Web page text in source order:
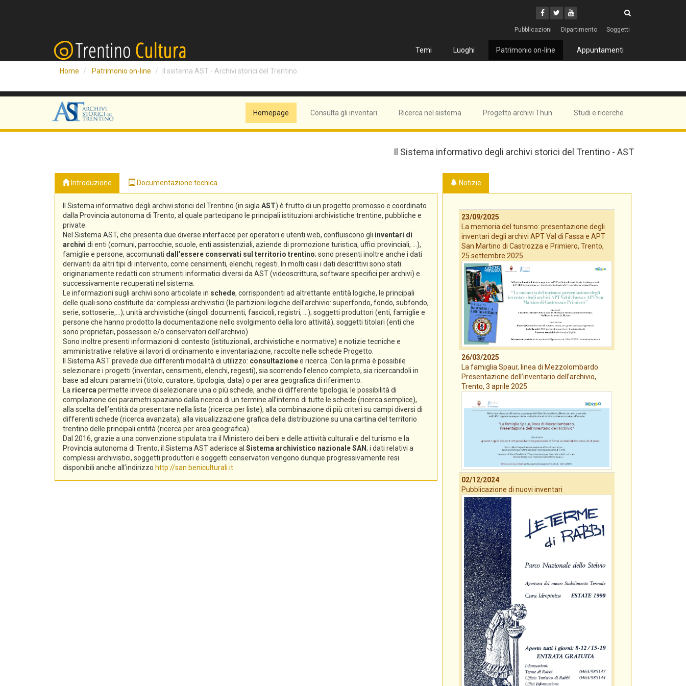
Facebook
Twitter
Youtube
Pubblicazioni Dipartimento Soggetti
Temi Luoghi Patrimonio on-line Appuntamenti
Home Patrimonio on-line Il sistema AST - Archivi storici del Trentino
Homepage Consulta gli inventari Ricerca nel sistema Progetto archivi Thun Studi e ricerche
Il Sistema informativo degli archivi storici del Trentino - AST
Introduzione Documentazione tecnica
Il Sistema informativo degli archivi storici del Trentino (in sigla AST) è frutto di un progetto promosso e coordinato
dalla Provincia autonoma di Trento, al quale partecipano le principali istituzioni archivistiche trentine, pubbliche e
private.
Nel Sistema AST, che presenta due diverse interfacce per operatori e utenti web, confluiscono gli inventari di
archivi di enti (comuni, parrocchie, scuole, enti assistenziali, aziende di promozione turistica, uffici provinciali, ...),
famiglie e persone, accomunati dall’essere conservati sul territorio trentino; sono presenti inoltre anche i dati
derivanti da altri tipi di intervento, come censimenti, elenchi, regesti. In molti casi i dati descrittivi sono stati
originariamente redatti con strumenti informatici diversi da AST (videoscrittura, software specifici per archivi) e
successivamente recuperati nel sistema.
Le informazioni sugli archivi sono articolate in schede, corrispondenti ad altrettante entità logiche, le principali
delle quali sono costituite da: complessi archivistici (le partizioni logiche dell’archivio: superfondo, fondo, subfondo,
serie, sottoserie,...); unità archivistiche (singoli documenti, fascicoli, registri, ...); soggetti produttori (enti, famiglie e
persone che hanno prodotto la documentazione nello svolgimento della loro attività); soggetti titolari (enti che
sono proprietari, possessori e/o conservatori dell’archivio).
Sono inoltre presenti informazioni di contesto (istituzionali, archivistiche e normative) e notizie tecniche e
amministrative relative ai lavori di ordinamento e inventariazione, raccolte nelle schede Progetto.
Il Sistema AST prevede due differenti modalità di utilizzo: consultazionee ricerca. Con la prima è possibile
selezionare i progetti (inventari, censimenti, elenchi, regesti), sia scorrendo l’elenco completo, sia ricercandoli in
base ad alcuni parametri (titolo, curatore, tipologia, data) o per area geografica di riferimento.
La ricerca permette invece di selezionare una o più schede, anche di differente tipologia; le possibilità di
compilazione dei parametri spaziano dalla ricerca di un termine all’interno di tutte le schede (ricerca semplice),
alla scelta dell’entità da presentare nella lista (ricerca per liste), alla combinazione di più criteri su campi diversi di
differenti schede (ricerca avanzata), alla visualizzazione grafica della distribuzione su una cartina del territorio
trentino delle principali entità (ricerca per area geografica).
Dal 2016, grazie a una convenzione stipulata tra il Ministero dei beni e delle attività culturali e del turismo e la
Provincia autonoma di Trento, il Sistema AST aderisce al Sistema archivistico nazionale SAN; i dati relativi a
complessi archivistici, soggetti produttori e soggetti conservatori vengono dunque progressivamente resi
disponibili anche all’indirizzo http://san.beniculturali.it
Notizie
23/09/2025
La memoria del turismo: presentazione degli
inventari degli archivi APT Val di Fassa e APT
San Martino di Castrozza e Primiero, Trento,
25 settembre 2025
26/03/2025
La famiglia Spaur, linea di Mezzolombardo.
Presentazione dell’inventario dell’archivio,
Trento, 3 aprile 2025
02/12/2024
Pubblicazione di nuovi inventari